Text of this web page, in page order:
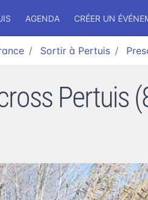
AGENDA CRÉER UN
Sortir à Pertuis
Pertuis